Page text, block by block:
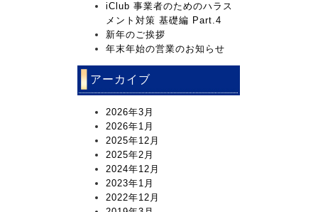
iClub 事業者のためのハラス
メント対策 基礎編 Part.4
新年のご挨拶
年末年始の営業のお知らせ
アーカイブ
2026年3月
2026年1月
2025年12月
2025年2月
2024年12月
2023年1月
2022年12月